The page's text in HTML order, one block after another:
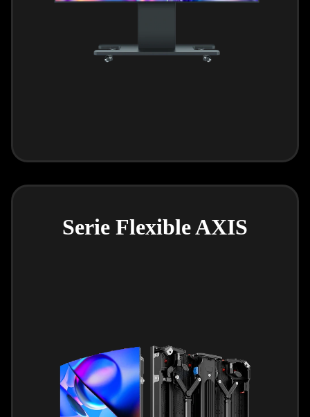
Serie Flexible AXIS